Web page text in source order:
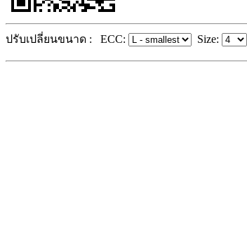
ปรับเปลี่ยนขนาด : ECC: Size: